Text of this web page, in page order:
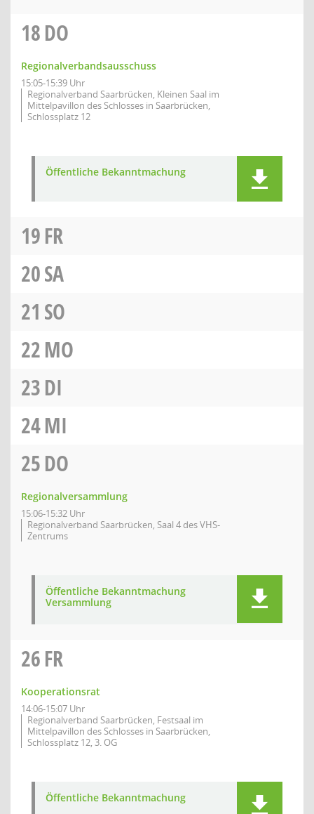
18DO
Regionalverbandsausschuss
15:05-15:39 Uhr
Regionalverband Saarbrücken, Kleinen Saal im
Mittelpavillon des Schlosses in Saarbrücken,
Schlossplatz 12
Öffentliche Bekanntmachung
19FR
20SA
21 SO
22MO
23DI
24MI
25DO
Regionalversammlung
15:06-15:32 Uhr
Regionalverband Saarbrücken, Saal 4 des VHS-
Zentrums
Öffentliche Bekanntmachung
Versammlung
26FR
Kooperationsrat
14:06-15:07 Uhr
Regionalverband Saarbrücken, Festsaal im
Mittelpavillon des Schlosses in Saarbrücken,
Schlossplatz 12, 3. OG
Öffentliche Bekanntmachung